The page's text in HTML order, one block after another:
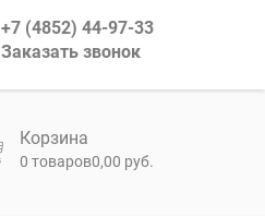
+7 (4852) 44-97-33
Заказать звонок
Корзина
0 товаров0,00 руб.